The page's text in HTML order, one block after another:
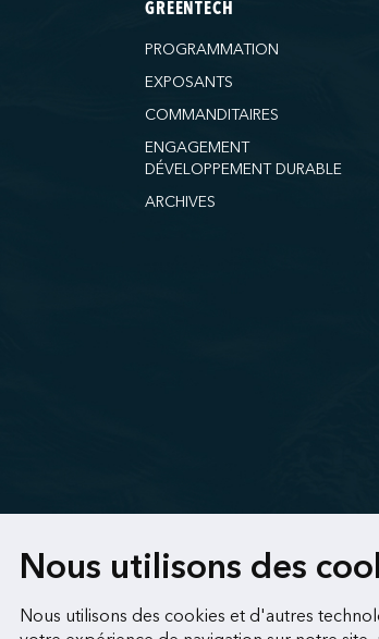
Nous utilisons des
Nous utilisons des cookies et d'autres
GREENTECH
PROGRAMMATION
EXPOSANTS
COMMANDITAIRES
ENGAGEMENT
DÉVELOPPEMENT DURABLE
ARCHIVES